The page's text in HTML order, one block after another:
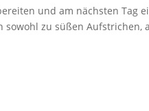
und am nächsten Tag
zu süßen Aufstrichen,